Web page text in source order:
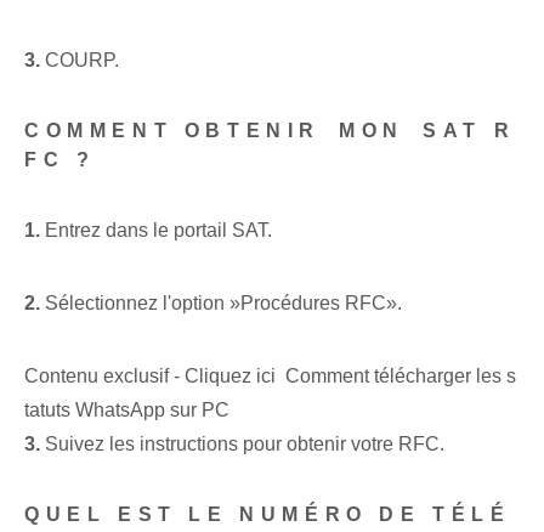
3. COURP.
COMMENT OBTENIR⁤ MON ⁤SAT R
FC ?
1. Entrez dans le portail SAT.
2. Sélectionnez l'option ‌»Procédures RFC».
Contenu exclusif - Cliquez ici Comment télécharger les s
tatuts WhatsApp sur PC
3. Suivez les instructions pour obtenir votre RFC.
QUEL EST LE NUMÉRO DE TÉLÉ